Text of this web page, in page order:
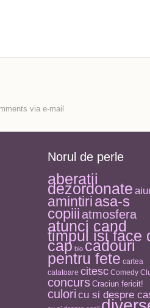
via e-mail
Norul de perle
aberatii
dezordonate
amintiriasa-s
copiii atmosfera
atunci cand
timpul isi face
cap bio cadouri
pentru fete cartea
calatoare citesc Comedy
concurs Craciun fericit!
culori cu si despre